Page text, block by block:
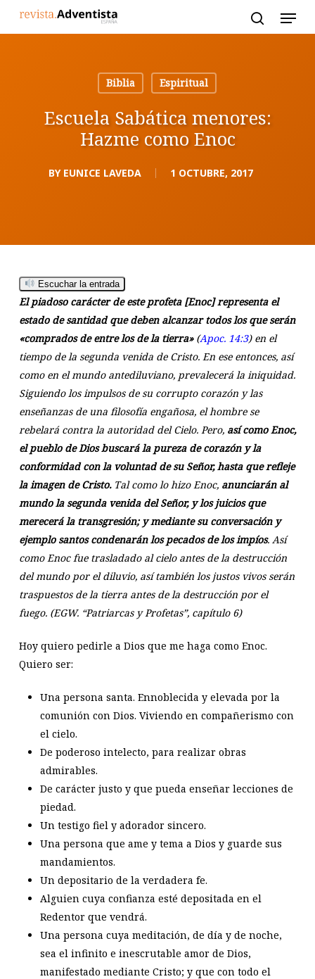
Biblia
Espiritual
Escuela Sabática menores:
Hazme como Enoc
BY EUNICE LAVEDA 1 OCTUBRE, 2017
Escuchar la entrada
El piadoso carácter de este profeta [Enoc] representa el
estado de santidad que deben alcanzar todos los que serán
«comprados de entre los de la tierra»(Apoc. 14:3) en el
tiempo de la segunda venida de Cristo. En ese entonces, así
como en el mundo antediluviano, prevalecerá la iniquidad.
Siguiendo los impulsos de su corrupto corazón y las
enseñanzas de una filosofía engañosa, el hombre se
rebelará contra la autoridad del Cielo. Pero, así como Enoc,
el pueblo de Dios buscará la pureza de corazón y la
conformidad con la voluntad de su Señor, hasta que refleje
la imagen de Cristo.Tal como lo hizo Enoc, anunciarán al
mundo la segunda venida del Señor, y los juicios que
merecerá la transgresión; y mediante su conversación y
ejemplo santos condenarán los pecados de los impíos. Así
como Enoc fue trasladado al cielo antes de la destrucción
del mundo por el diluvio, así también los justos vivos serán
traspuestos de la tierra antes de la destrucción por el
fuego. (EGW. “Patriarcas y Profetas”, capítulo 6)
Hoy quiero pedirle a Dios que me haga como Enoc.
Quiero ser:
Una persona santa. Ennoblecida y elevada por la
comunión con Dios. Viviendo en compañerismo con
el cielo.
De poderoso intelecto, para realizar obras
admirables.
De carácter justo y que pueda enseñar lecciones de
piedad.
Un testigo fiel y adorador sincero.
Una persona que ame y tema a Dios y guarde sus
mandamientos.
Un depositario de la verdadera fe.
Alguien cuya confianza esté depositada en el
Redentor que vendrá.
Una persona cuya meditación, de día y de noche,
sea el infinito e inescrutable amor de Dios,
manifestado mediante Cristo; y que con todo el